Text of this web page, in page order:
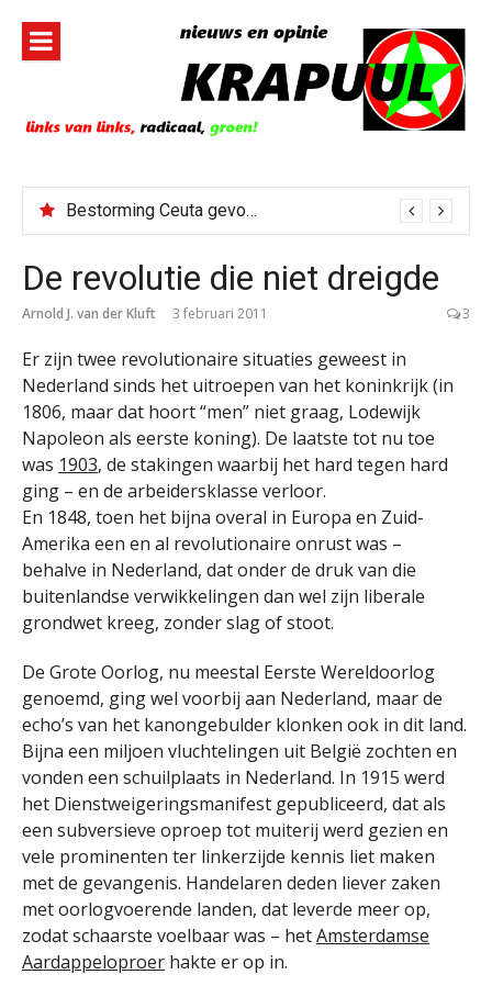
inhoud
Bestorming Ceuta gevolg van op sociale media verspreide hoax?
De revolutie die niet dreigde
Arnold J. van der Kluft 3 februari 2011 3
Er zijn twee revolutionaire situaties geweest in
Nederland sinds het uitroepen van het koninkrijk (in
1806, maar dat hoort “men” niet graag, Lodewijk
Napoleon als eerste koning). De laatste tot nu toe
was 1903, de stakingen waarbij het hard tegen hard
ging – en de arbeidersklasse verloor.
En 1848, toen het bijna overal in Europa en Zuid-
Amerika een en al revolutionaire onrust was –
behalve in Nederland, dat onder de druk van die
buitenlandse verwikkelingen dan wel zijn liberale
grondwet kreeg, zonder slag of stoot.
De Grote Oorlog, nu meestal Eerste Wereldoorlog
genoemd, ging wel voorbij aan Nederland, maar de
echo’s van het kanongebulder klonken ook in dit land.
Bijna een miljoen vluchtelingen uit België zochten en
vonden een schuilplaats in Nederland. In 1915 werd
het Dienstweigeringsmanifest gepubliceerd, dat als
een subversieve oproep tot muiterij werd gezien en
vele prominenten ter linkerzijde kennis liet maken
met de gevangenis. Handelaren deden liever zaken
met oorlogvoerende landen, dat leverde meer op,
zodat schaarste voelbaar was – hetAmsterdamse
Aardappeloproer hakte er op in.